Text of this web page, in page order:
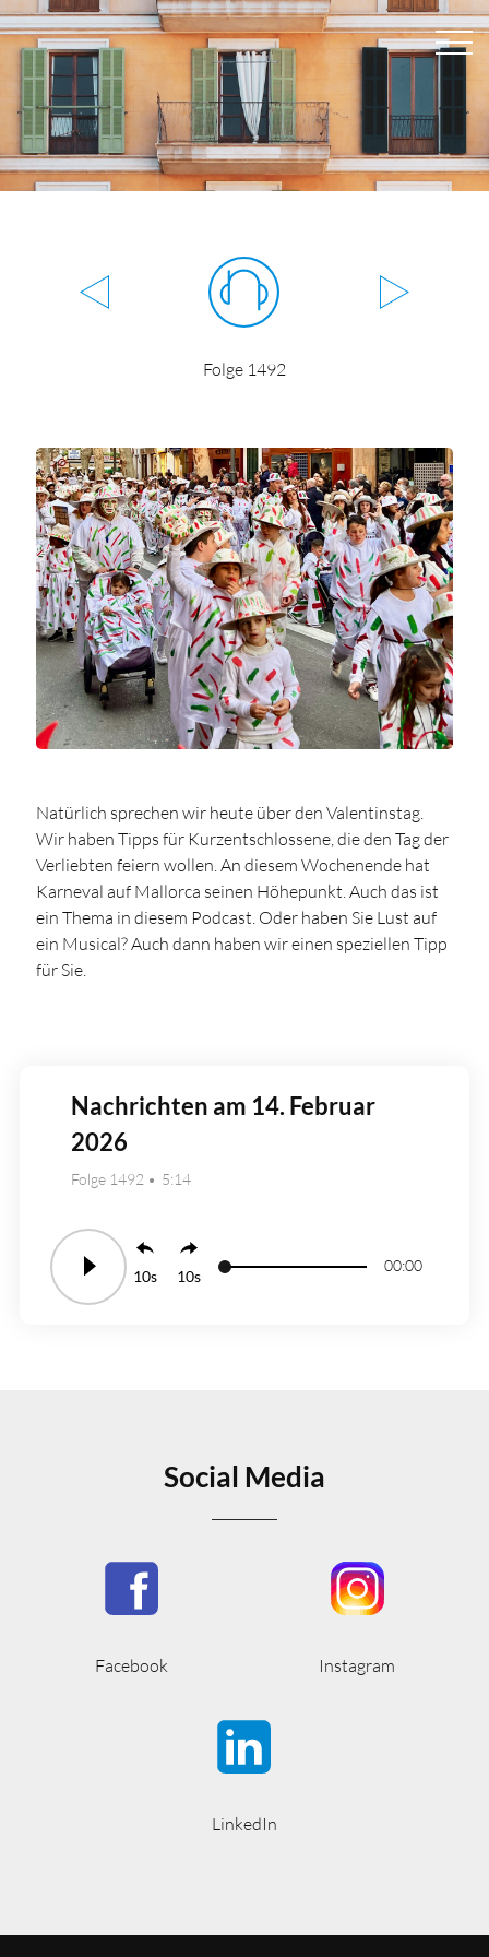
Folge 1492
Natürlich sprechen wir heute über den Valentinstag.
Wir haben Tipps für Kurzentschlossene, die den Tag der
Verliebten feiern wollen. An diesem Wochenende hat
Karneval auf Mallorca seinen Höhepunkt. Auch das ist
ein Thema in diesem Podcast. Oder haben Sie Lust auf
ein Musical? Auch dann haben wir einen speziellen Tipp
für Sie.
Nachrichten am 14. Februar
2026
Folge 1492 5:14
10 10
00:00
Social Media
Facebook Instagram
LinkedIn